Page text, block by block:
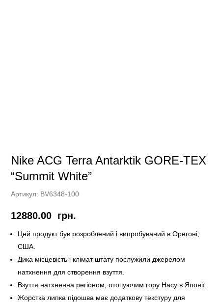
Nike ACG Terra Antarktik GORE-TEX
“Summit White”
Артикул: BV6348-100
12880.00 грн.
Цей продукт був розроблений і випробуваний в Орегоні,
США.
Дика місцевість і клімат штату послужили джерелом
натхнення для створення взуття.
Взуття натхненна регіоном, оточуючим гору Насу в Японії.
Жорстка липка підошва має додаткову текстуру для